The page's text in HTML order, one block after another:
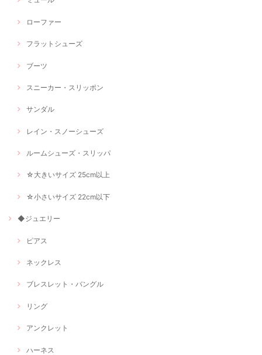
ローファー
フラットシューズ
ブーツ
スニーカー・スリッポン
サンダル
レイン・スノーシューズ
ルームシューズ・スリッパ
☆大きいサイズ 25cm以上
☆小さいサイズ 22cm以下
◆ジュエリー
ピアス
ネックレス
ブレスレット・バングル
リング
アンクレット
ハーネス